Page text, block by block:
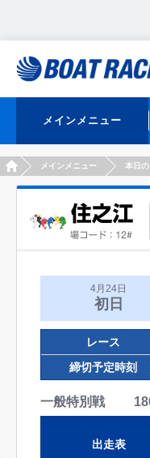
メインメニュー
HOMEメインメニュー 本日の
4月24日
初日
レース
締切予定時刻
一般特別戦
出走表